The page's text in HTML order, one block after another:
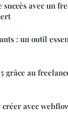
succès avec un
: un outil
grâce au
avec